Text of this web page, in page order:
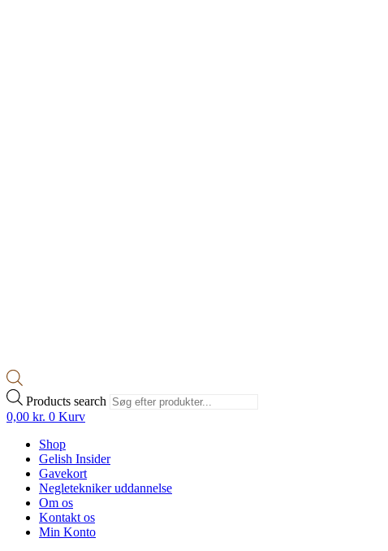
Products search
0,00 kr. 0 Kurv
Shop
Gelish Insider
Gavekort
Negletekniker uddannelse
Om os
Kontakt os
Min Konto